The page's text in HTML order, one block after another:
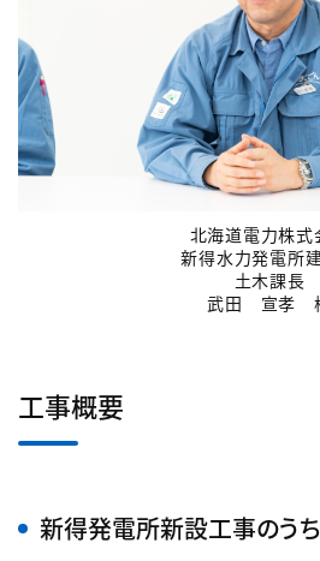
北海道電力株式
新得水力発電所
土木課長
武田 宣孝
工事概要
新得発電所新設工事のう